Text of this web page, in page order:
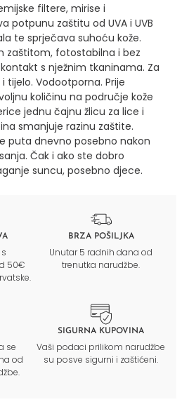
filtere, mirise i
potpunu zaštitu od UVA i UVB
te sprječava suhoću kože.
zaštitom, fotostabilna i bez
s nježnim tkaninama. Za
tijelo. Vodootporna. Prije
količinu na područje kože
jednu čajnu žlicu za lice i
smanjuje razinu zaštite.
puta dnevno posebno nakon
Čak i ako ste dobro
suncu, posebno djece.
50€
BRZA POŠILJKA
Unutar 5 radnih dana od
trenutka narudžbe.
se
od
SIGURNA KUPOVINA
Vaši podaci prilikom narudžbe
su posve sigurni i zaštićeni.